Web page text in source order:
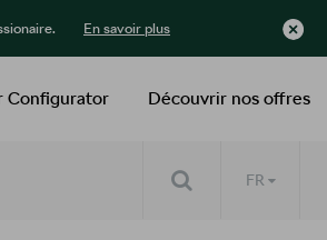
En savoir plus
Découvrir nos offres
Configurator
FR